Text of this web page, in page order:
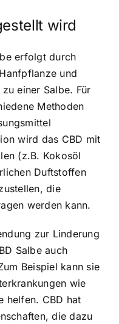
wird
erfolgt durch
und
einer Salbe. Für
Methoden
wird das CBD mit
(z.B. Kokosöl
Duftstoffen
die
werden kann.
zur Linderung
Salbe auch
Beispiel kann sie
wie
helfen. CBD hat
die dazu